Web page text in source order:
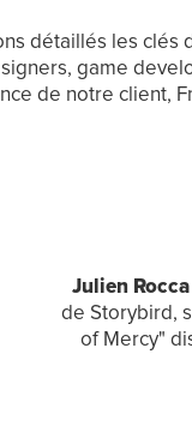
détaillés les clés
game
de notre client,
Julien Rocca
de Storybird,
of Mercy"